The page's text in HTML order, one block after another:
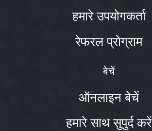
हमारे उपयोगकर्ता
रेफरल प्रोग्राम
बेचें
ऑनलाइन बेचें
हमारे साथ सुपुर्द करें